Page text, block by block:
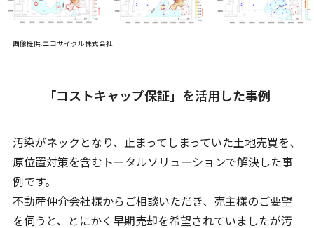
画像提供:エコサイクル株式会社
「コストキャップ保証」を活用した事例
汚染がネックとなり、止まってしまっていた土地売買を、
原位置対策を含むトータルソリューションで解決した事
例です。
不動産仲介会社様からご相談いただき、売主様のご要望
を伺うと、とにかく早期売却を希望されていましたが汚